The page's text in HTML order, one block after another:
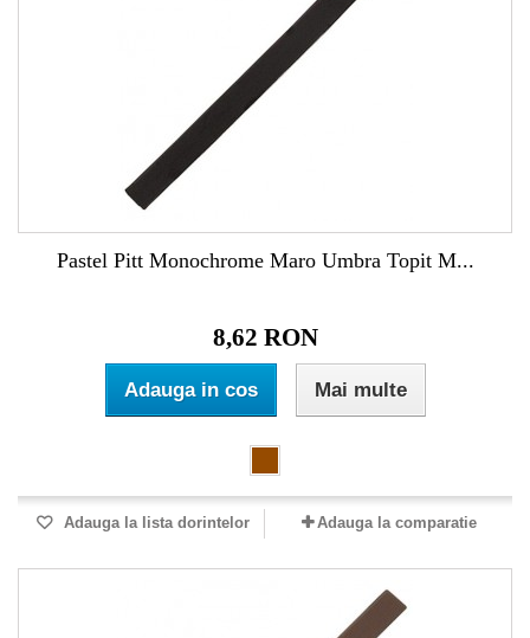
Pastel Pitt Monochrome Maro Umbra Topit M...
8,62 RON
Adauga in cos Mai multe
Adauga la lista dorintelor Adauga la comparatie